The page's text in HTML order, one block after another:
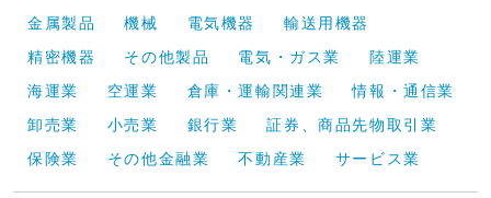
金属製品
機械 電気機器
輸送用機器
精密機器
その他製品 電気・ガス業
陸運業
海運業
空運業 倉庫・運輸関連業
情報・通信業
卸売業
小売業 銀行業
証券、商品先物取引業
保険業
その他金融業 不動産業 サービス業